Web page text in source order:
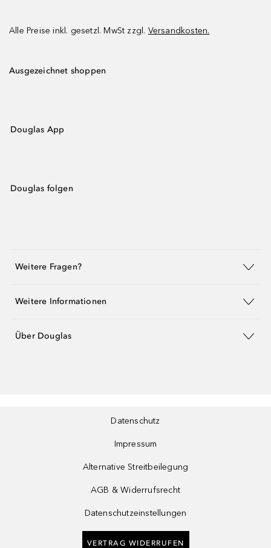
Alle Preise inkl. gesetzl. MwSt zzgl. Versandkosten.
Ausgezeichnet shoppen
Douglas App
Douglas folgen
Weitere Fragen?
Weitere Informationen
Über Douglas
Datenschutz
Impressum
Alternative Streitbeilegung
AGB & Widerrufsrecht
Datenschutzeinstellungen
VERTRAG WIDERRUFEN